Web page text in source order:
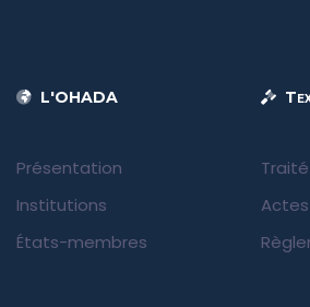
L'OHADA
Présentation
Institutions
États-membres
Traité